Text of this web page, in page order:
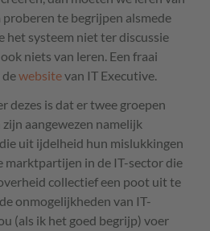
te begrijpen alsmede
het systeem niet ter discussie
niets van leren. Een fraai
websitevan IT Executive.
dezes is dat er twee groepen
aangewezen namelijk
uit ijdelheid hun mislukkingen
marktpartijen in de IT-sector die
collectief een poot uit te
onmogelijkheden van IT-
(als ik het goed begrijp) voer